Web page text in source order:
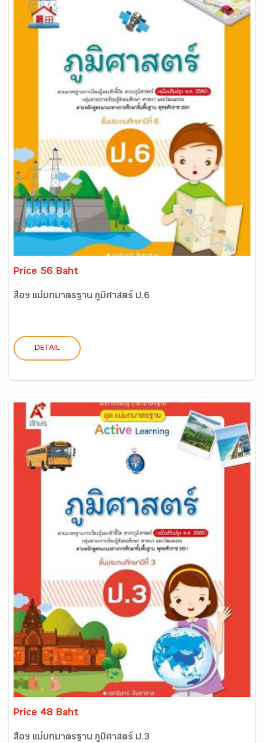
Price 56 Baht
สื่อฯ แม่บทมาตรฐาน ภูมิศาสตร์ ป.6
DETAIL
Price 48 Baht
สื่อฯ แม่บทมาตรฐาน ภูมิศาสตร์ ป.3